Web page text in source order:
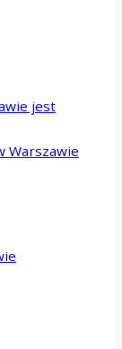
jest
Warszawie